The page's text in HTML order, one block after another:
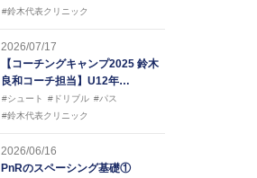
#鈴木代表クリニック
2026/07/17
【コーチングキャンプ2025 鈴木
良和コーチ担当】U12年…
#シュート #ドリブル #パス
#鈴木代表クリニック
2026/06/16
PnRのスペーシング基礎①